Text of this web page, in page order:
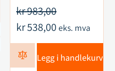
kr983,00
kr538,00 eks. mva
Legg i handlekurv